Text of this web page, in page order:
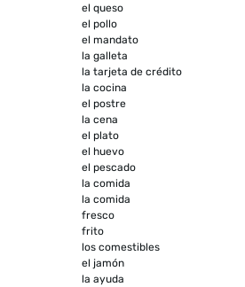
el queso
el pollo
el mandato
la galleta
la tarjeta de crédito
la cocina
el postre
la cena
el plato
el huevo
el pescado
la comida
la comida
fresco
frito
los comestibles
el jamón
la ayuda